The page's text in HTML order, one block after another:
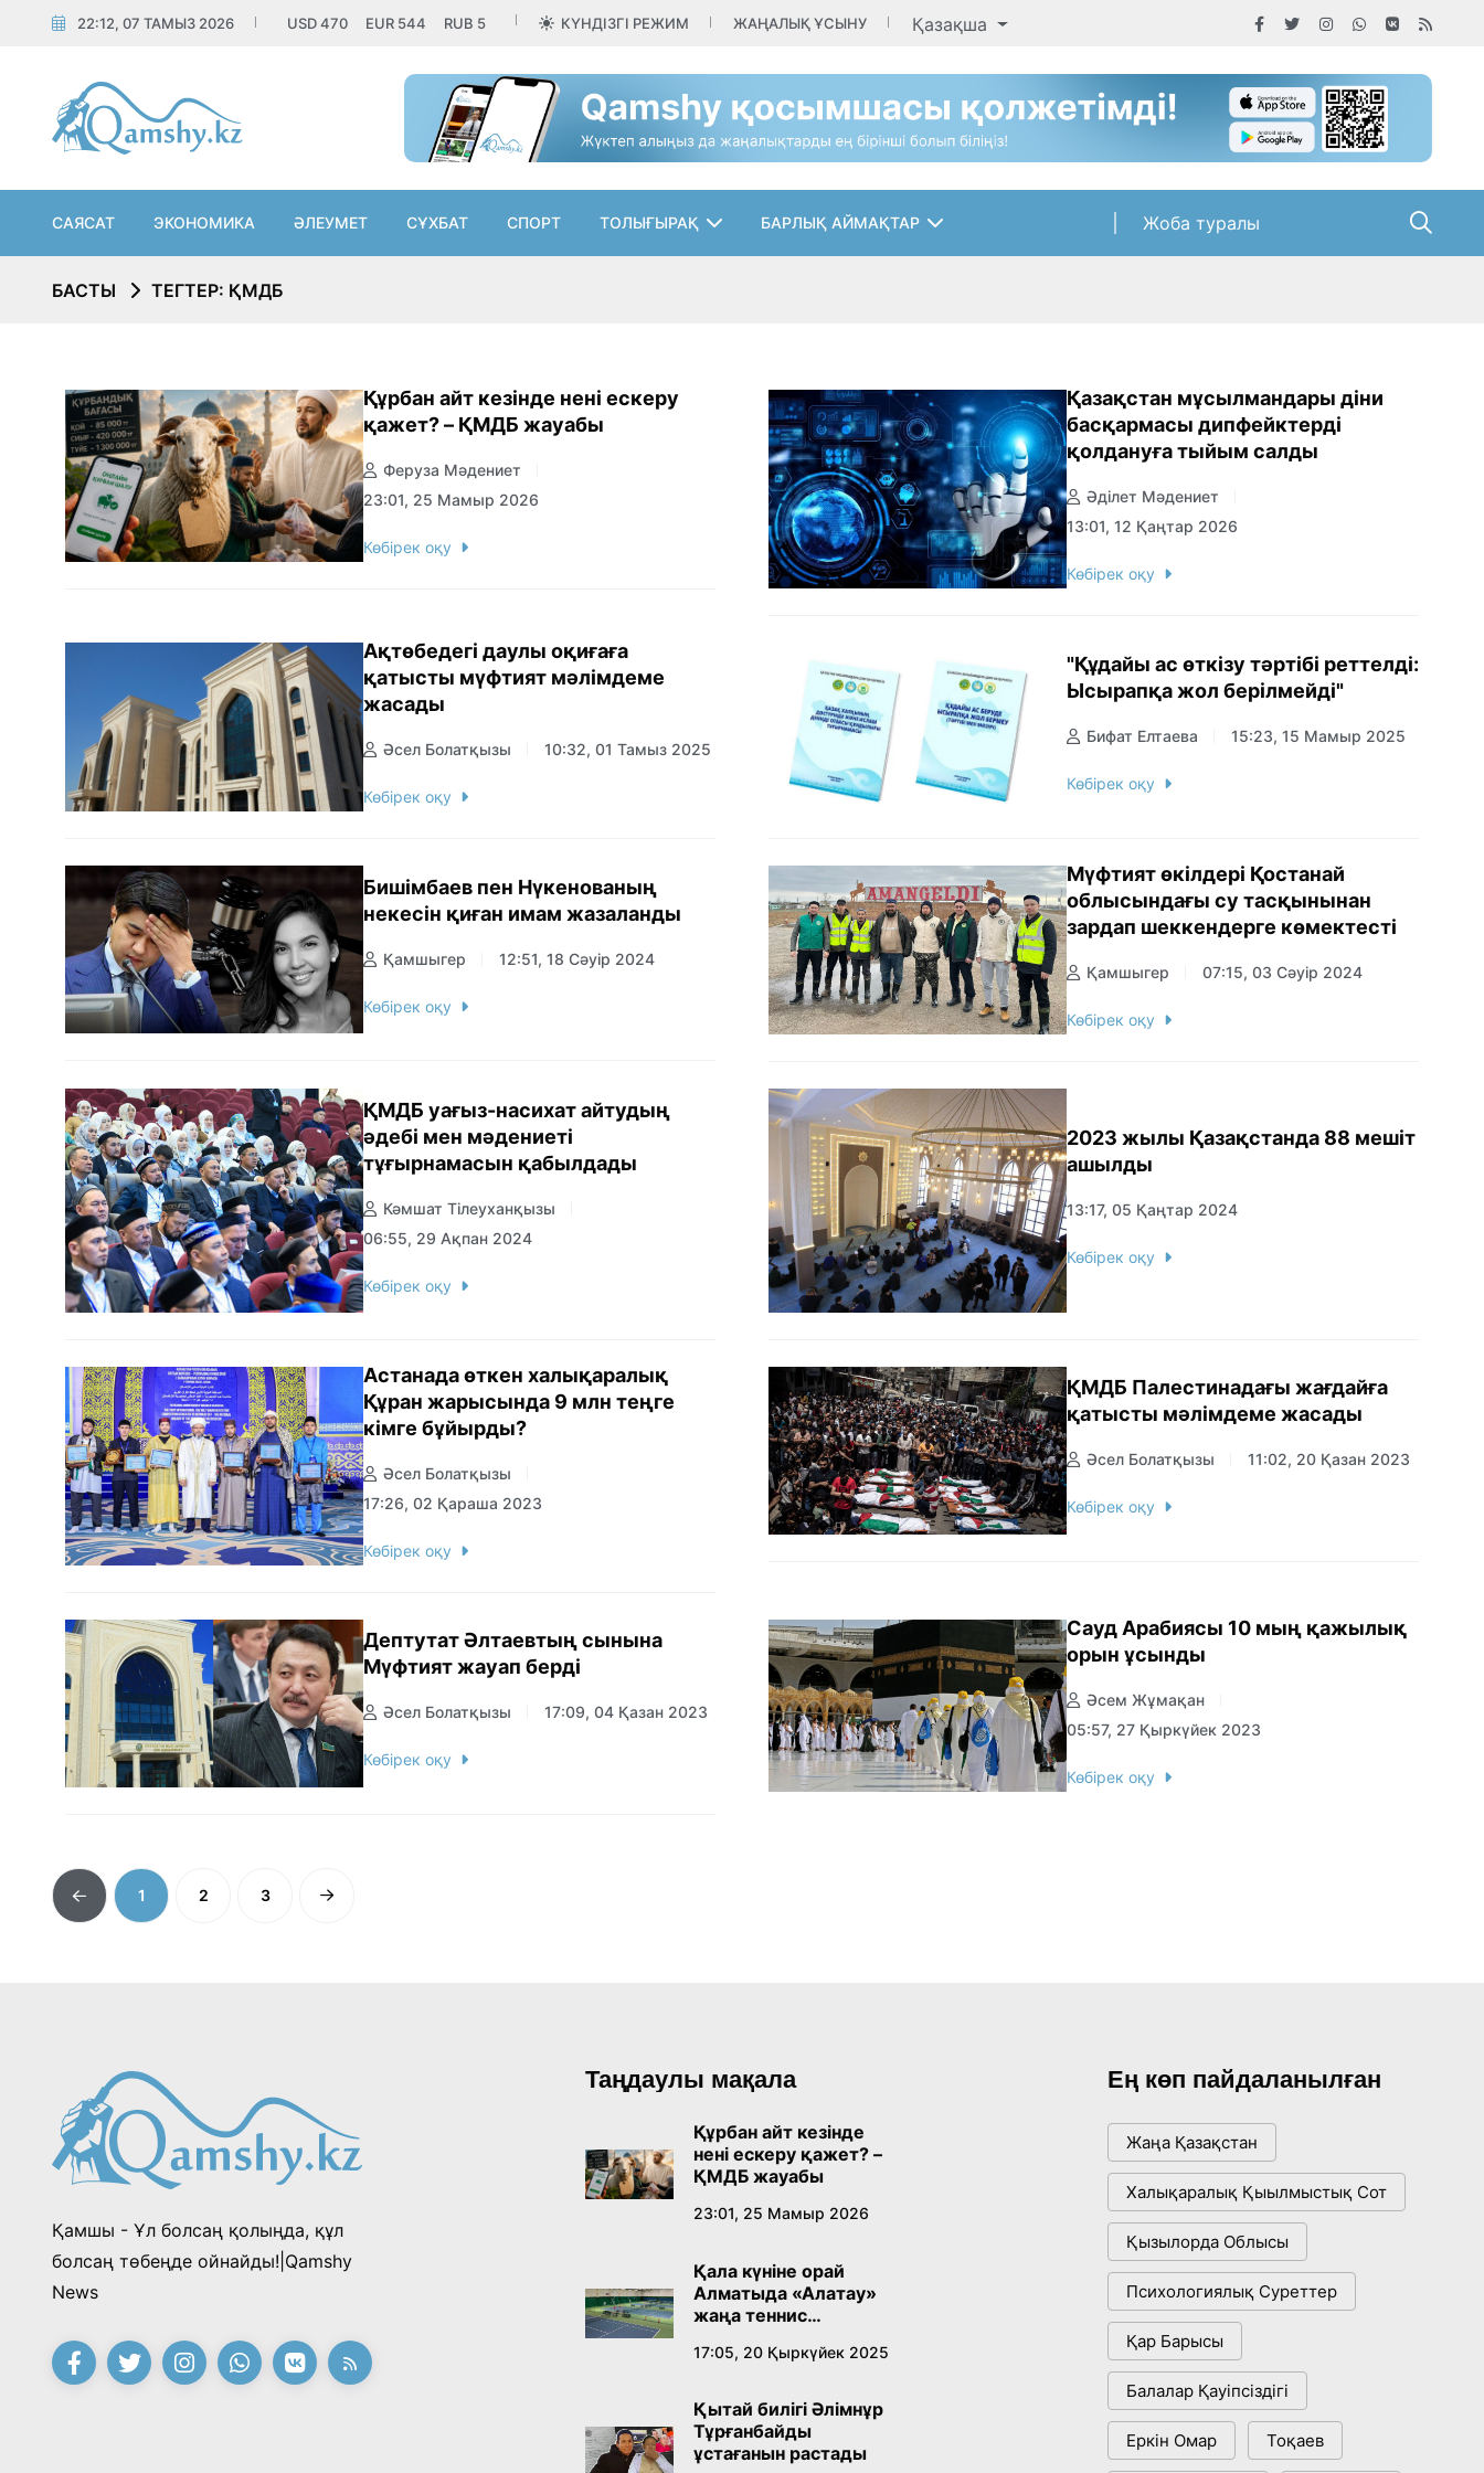
22:12, 07 ТАМЫЗ 2026 USD470 EUR 544 RUB 5 КҮНДІЗГІ РЕЖИМ ЖАҢАЛЫҚ ҰСЫНУ Қазақша
САЯСАТ ЭКОНОМИКА ӘЛЕУМЕТ СҰХБАТ СПОРТ ТОЛЫҒЫРАҚ БАРЛЫҚ АЙМАҚТАР Жоба туралы
БАСТЫ ТЕГТЕР: ҚМДБ
Құрбан айт кезінде нені ескеру
қажет? – ҚМДБ жауабы
Феруза Мәдениет
23:01, 25 Мамыр 2026
Көбірек оқу
Қазақстан мұсылмандары діни
басқармасы дипфейктерді
қолдануға тыйым салды
Әділет Мәдениет
13:01, 12 Қаңтар 2026
Көбірек оқу
Ақтөбедегі даулы оқиғаға
қатысты мүфтият мәлімдеме
жасады
Әсел Болатқызы 10:32, 01 Тамыз 2025
Көбірек оқу
"Құдайы ас өткізу тәртібі реттелді:
Ысырапқа жол берілмейді"
Бифат Елтаева 15:23, 15 Мамыр 2025
Көбірек оқу
Бишімбаев пен Нүкенованың
некесін қиған имам жазаланды
Қамшыгер 12:51, 18 Сәуір 2024
Көбірек оқу
Мүфтият өкілдері Қостанай
облысындағы су тасқынынан
зардап шеккендерге көмектесті
Қамшыгер 07:15, 03 Сәуір 2024
Көбірек оқу
ҚМДБ уағыз-насихат айтудың
әдебі мен мәдениеті
тұғырнамасын қабылдады
Кәмшат Тілеуханқызы
06:55, 29 Ақпан 2024
Көбірек оқу
2023 жылы Қазақстанда 88 мешіт
ашылды
13:17, 05 Қаңтар 2024
Көбірек оқу
Астанада өткен халықаралық
Құран жарысында 9 млн теңге
кімге бұйырды?
Әсел Болатқызы
17:26, 02 Қараша 2023
Көбірек оқу
ҚМДБ Палестинадағы жағдайға
қатысты мәлімдеме жасады
Әсел Болатқызы 11:02, 20 Қазан 2023
Көбірек оқу
Дептутат Әлтаевтың сынына
Мүфтият жауап берді
Әсел Болатқызы 17:09, 04 Қазан 2023
Көбірек оқу
Сауд Арабиясы 10 мың қажылық
орын ұсынды
Әсем Жұмақан
05:57, 27 Қыркүйек 2023
Көбірек оқу
1 2 3
Қамшы - Ұл болсаң қолыңда, құл
болсаң төбеңде ойнайды!|Qamshy
News
Таңдаулы мақала
Құрбан айт кезінде
нені ескеру қажет? –
ҚМДБ жауабы
23:01, 25 Мамыр 2026
Қала күніне орай
Алматыда «Алатау»
жаңа теннис
17:05, 20 Қыркүйек 2025
Қытай билігі Әлімнұр
Тұрғанбайды
ұстағанын растады
Ең көп пайдаланылған
Жаңа Қазақстан
Халықаралық Қыылмыстық Сот
Қызылорда Облысы
Психологиялық Суреттер
Қар Барысы
Балалар Қауіпсіздігі
Еркін Омар Тоқаев